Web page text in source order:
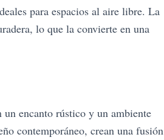
para espacios al aire libre. La
lo que la convierte en una
un encanto rústico y un ambiente
contemporáneo, crean una fusión